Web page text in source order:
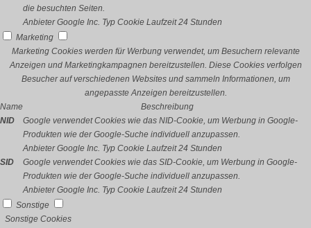
die besuchten Seiten.
Anbieter Google Inc. Typ Cookie Laufzeit 24 Stunden
Marketing
Marketing Cookies werden für Werbung verwendet, um Besuchern relevante
Anzeigen und Marketingkampagnen bereitzustellen. Diese Cookies verfolgen
Besucher auf verschiedenen Websites und sammeln Informationen, um
angepasste Anzeigen bereitzustellen.
Name
Beschreibung
NID
Google verwendet Cookies wie das NID-Cookie, um Werbung in Google-
Produkten wie der Google-Suche individuell anzupassen.
Anbieter Google Inc. Typ Cookie Laufzeit 24 Stunden
SID
Google verwendet Cookies wie das SID-Cookie, um Werbung in Google-
Produkten wie der Google-Suche individuell anzupassen.
Anbieter Google Inc. Typ Cookie Laufzeit 24 Stunden
Sonstige
Sonstige Cookies